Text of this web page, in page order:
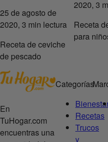
25 de agosto de
2020, 3 min lectura
Receta de ceviche
de pescado
2020, 3
Receta
para
En
TuHogar.com
encuentras una
Categorías
Recetas
Trucos
y